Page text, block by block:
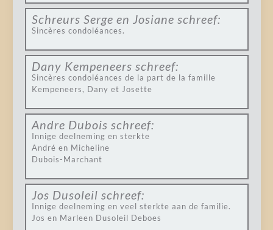
Schreurs Serge en Josiane schreef:
Sincères condoléances.
Dany Kempeneers schreef:
Sincères condoléances de la part de la famille
Kempeneers, Dany et Josette
Andre Dubois schreef:
Innige deelneming en sterkte
André en Micheline
Dubois-Marchant
Jos Dusoleil schreef:
Innige deelneming en veel sterkte aan de familie.
Jos en Marleen Dusoleil Deboes